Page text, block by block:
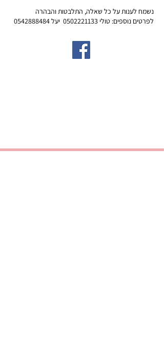
נשמח לענות על כל שאלה, התלבטות והבהרה
לפרטים נוספים: טולי 0502221133 יעל 0542888484